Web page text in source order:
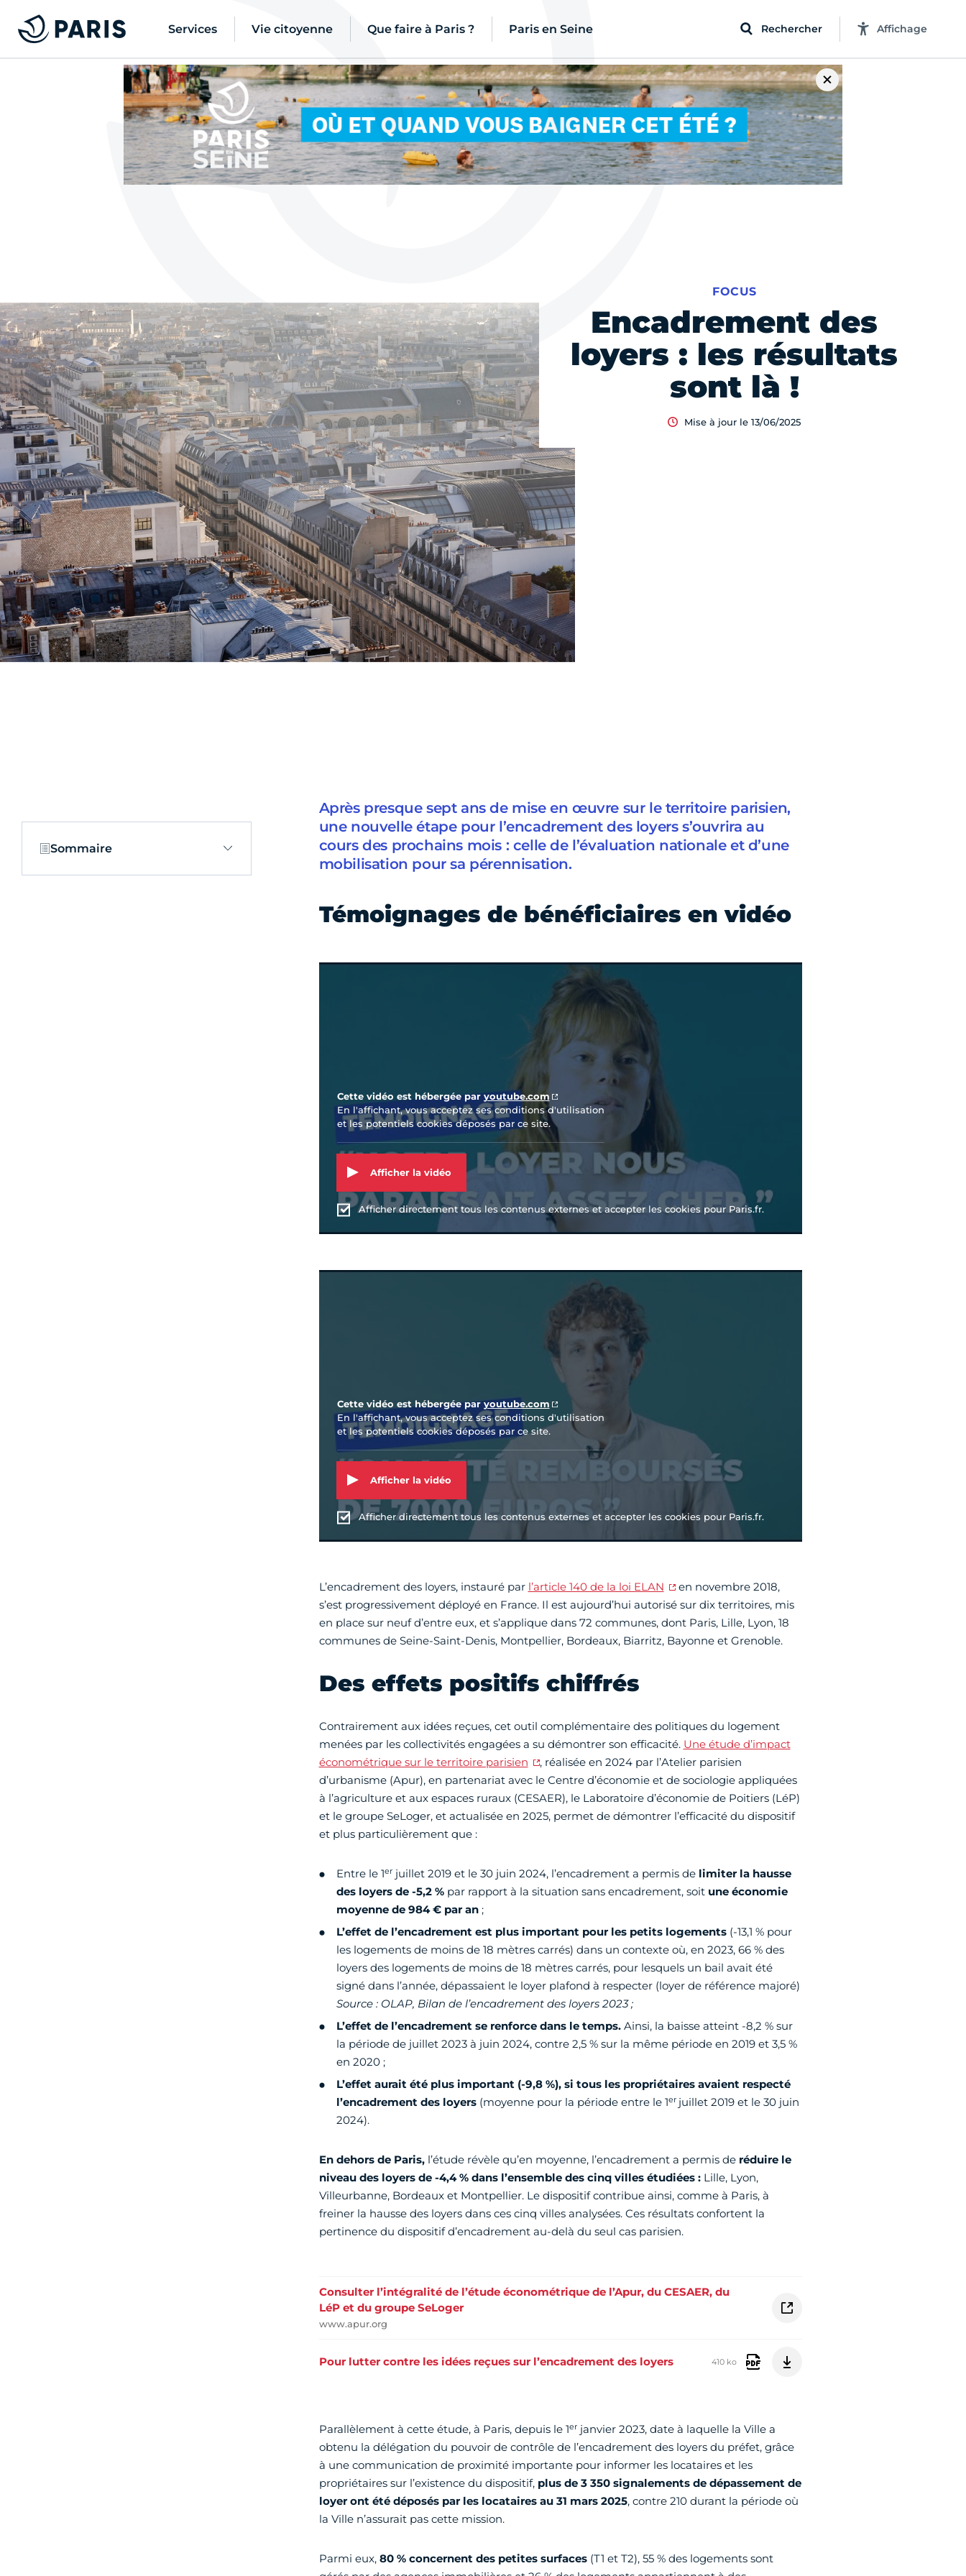
Services Vie citoyenne Que faire à Paris ? Paris en Seine Rechercher Affichage
Encadrement des
loyers : les résultats
sont là !
FOCUS
Mise à jour le 13/06/2025
Sommaire
Après presque sept ans de mise en œuvre sur le territoire parisien,
une nouvelle étape pour l’encadrement des loyers s’ouvrira au
cours des prochains mois : celle de l’évaluation nationale et d’une
mobilisation pour sa pérennisation.
Témoignages de bénéficiaires en vidéo
Cette vidéo est hébergée par youtube.com
En l'affichant, vous acceptez ses conditions d'utilisation
et les potentiels cookies déposés par ce site.
Afficher la vidéo
Afficher directement tous les contenus externes et accepter les cookies pour Paris.fr.
Cette vidéo est hébergée paryoutube.com
En l'affichant, vous acceptez ses conditions d'utilisation
et les potentiels cookies déposés par ce site.
Afficher la vidéo
Afficher directement tous les contenus externes et accepter les cookies pour Paris.fr.
L’encadrement des loyers, instauré par l’article 140 de la loi ELAN
en novembre 2018,
s’est progressivement déployé en France. Il est aujourd’hui autorisé sur dix territoires, mis
en place sur neuf d’entre eux, et s’applique dans 72 communes, dont Paris, Lille, Lyon, 18
communes de Seine-Saint-Denis, Montpellier, Bordeaux, Biarritz, Bayonne et Grenoble.
Des effets positifs chiffrés
Contrairement aux idées reçues, cet outil complémentaire des politiques du logement
menées par les collectivités engagées a su démontrer son efficacité. Une étude d’impact
économétrique sur le territoire parisien
, réalisée en 2024 par l’Atelier parisien
d’urbanisme (Apur), en partenariat avec le Centre d’économie et de sociologie appliquées
à l’agriculture et aux espaces ruraux (CESAER), le Laboratoire d’économie de Poitiers (LéP)
et le groupe SeLoger, et actualisée en 2025, permet de démontrer l’efficacité du dispositif
et plus particulièrement que :
Entre le 1erjuillet 2019 et le 30 juin 2024, l’encadrement a permis delimiter la hausse
des loyers de -5,2 % par rapport à la situation sans encadrement, soit une économie
moyenne de 984 € par an;
L’effet de l’encadrement est plus important pour les petits logements (-13,1 % pour
les logements de moins de 18 mètres carrés) dans un contexte où, en 2023, 66 % des
loyers des logements de moins de 18 mètres carrés, pour lesquels un bail avait été
signé dans l’année, dépassaient le loyer plafond à respecter (loyer de référence majoré)
Source : OLAP, Bilan de l’encadrement des loyers 2023 ;
L’effet de l’encadrement se renforce dans le temps.Ainsi, la baisse atteint -8,2 % sur
la période de juillet 2023 à juin 2024, contre 2,5 % sur la même période en 2019 et 3,5 %
en 2020 ;
L’effet aurait été plus important (-9,8 %), si tous les propriétaires avaient respecté
l’encadrement des loyers (moyenne pour la période entre le 1er juillet 2019 et le 30 juin
2024).
En dehors de Paris,l’étude révèle qu’en moyenne, l’encadrement a permis de réduire le
niveau des loyers de -4,4 % dans l’ensemble des cinq villes étudiées :Lille, Lyon,
Villeurbanne, Bordeaux et Montpellier. Le dispositif contribue ainsi, comme à Paris, à
freiner la hausse des loyers dans ces cinq villes analysées. Ces résultats confortent la
pertinence du dispositif d’encadrement au-delà du seul cas parisien.
Consulter l’intégralité de l’étude économétrique de l’Apur, du CESAER, du
LéP et du groupe SeLoger
www.apur.org
Pour lutter contre les idées reçues sur l’encadrement des loyers 410 ko
Parallèlement à cette étude, à Paris, depuis le 1erjanvier 2023, date à laquelle la Ville a
obtenu la délégation du pouvoir de contrôle de l’encadrement des loyers du préfet, grâce
à une communication de proximité importante pour informer les locataires et les
propriétaires sur l’existence du dispositif, plus de 3 350 signalements de dépassement de
loyer ont été déposés par les locataires au 31 mars 2025, contre 210 durant la période où
la Ville n’assurait pas cette mission.
Parmi eux, 80 % concernent des petites surfaces(T1 et T2), 55 % des logements sont